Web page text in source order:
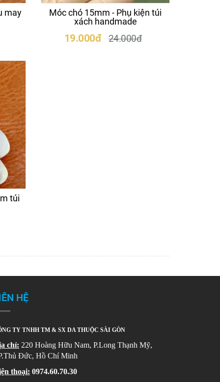
may
Móc chó 15mm - Phụ kiện túi
xách handmade
19.000đ 24.000đ
túi
HỆ
TY TNHH TM & SX DA THUỘC SÀI GÒN
chỉ: 220 Hoàng Hữu Nam, P.Long Thạnh Mỹ,
Đức, Hồ Chí Minh
thoại: 0974.60.70.30